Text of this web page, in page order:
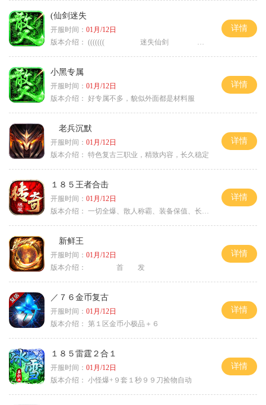
(仙剑迷失
开服时间： 01月/12日
版本介绍： ((((((( 迷失仙剑 )))))
详情
小黑专属
开服时间： 01月/12日
版本介绍： 好专属不多，貌似外面都是材料服
详情
老兵沉默
开服时间： 01月/12日
版本介绍： 特色复古三职业，精致内容，长久稳定
详情
１８５王者合击
开服时间： 01月/12日
版本介绍： 一切全爆、散人称霸、装备保值、长期耐玩
详情
新鲜王
开服时间： 01月/12日
版本介绍：
首 发
详情
／７６金币复古
开服时间： 01月/12日
版本介绍： 第１区金币小极品＋６
详情
１８５雷霆２合１
开服时间： 01月/12日
版本介绍： 小怪爆+９套１秒９９刀捡物自动
详情